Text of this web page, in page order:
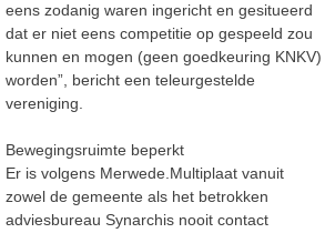
eens zodanig waren ingericht en gesitueerd
dat er niet eens competitie op gespeeld zou
kunnen en mogen (geen goedkeuring KNKV)
worden”, bericht een teleurgestelde
vereniging.
Bewegingsruimte beperkt
Er is volgens Merwede.Multiplaat vanuit
zowel de gemeente als het betrokken
adviesbureau Synarchis nooit contact